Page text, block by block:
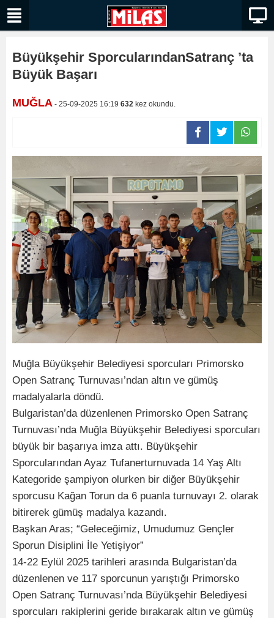
Büyükşehir SporcularındanSatranç ’ta
Büyük Başarı
MUĞLA - 25-09-2025 16:19 632 kez okundu.
Muğla Büyükşehir Belediyesi sporcuları Primorsko
Open Satranç Turnuvası’ndan altın ve gümüş
madalyalarla döndü.
Bulgaristan’da düzenlenen Primorsko Open Satranç
Turnuvası’nda Muğla Büyükşehir Belediyesi sporcuları
büyük bir başarıya imza attı. Büyükşehir
Sporcularından Ayaz Tufanerturnuvada 14 Yaş Altı
Kategoride şampiyon olurken bir diğer Büyükşehir
sporcusu Kağan Torun da 6 puanla turnuvayı 2. olarak
bitirerek gümüş madalya kazandı.
Başkan Aras; “Geleceğimiz, Umudumuz Gençler
Sporun Disiplini İle Yetişiyor”
14-22 Eylül 2025 tarihleri arasında Bulgaristan’da
düzenlenen ve 117 sporcunun yarıştığı Primorsko
Open Satranç Turnuvası’nda Büyükşehir Belediyesi
sporcuları rakiplerini geride bırakarak altın ve gümüş